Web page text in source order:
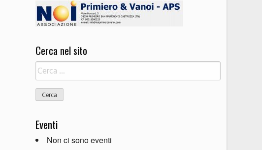
Cerca nel sito
Ricerca
per:
Eventi
Non ci sono eventi